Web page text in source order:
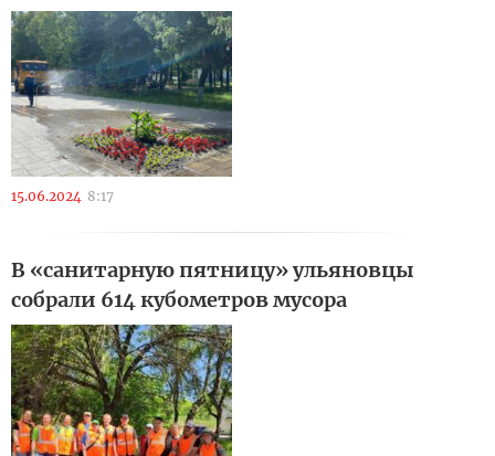
15.06.2024 8:17
В «санитарную пятницу» ульяновцы
собрали 614 кубометров мусора